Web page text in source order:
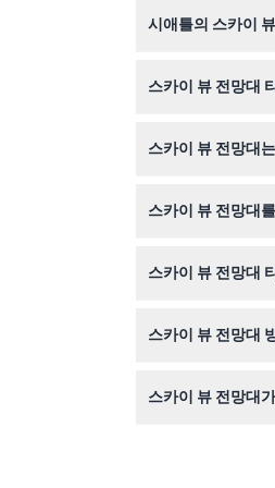
시애틀의 스카이
경될 수 있으니
스카이 뷰 전망대
했는지 꼭 확인하
스카이 뷰 전망대
스카이 뷰 전망대
하세요.
스카이 뷰 전망대
스카이 뷰 전망대
스카이 뷰 전망대